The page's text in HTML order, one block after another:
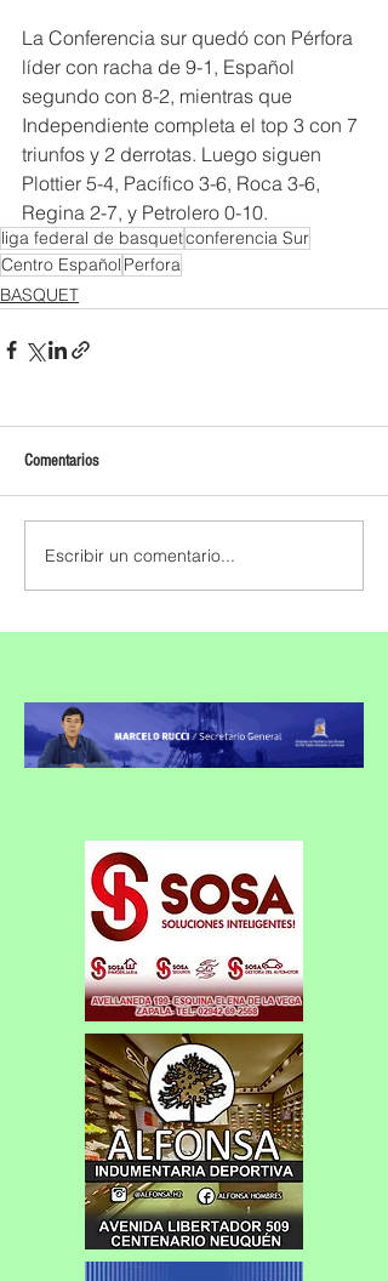
La Conferencia sur quedó con Pérfora
líder con racha de 9-1, Español
segundo con 8-2, mientras que
Independiente completa el top 3 con 7
triunfos y 2 derrotas. Luego siguen
Plottier 5-4, Pacífico 3-6, Roca 3-6,
Regina 2-7, y Petrolero 0-10.
liga federal de basquetconferencia Sur
Centro Español Perfora
BASQUET
Comentarios
Escribir un comentario...